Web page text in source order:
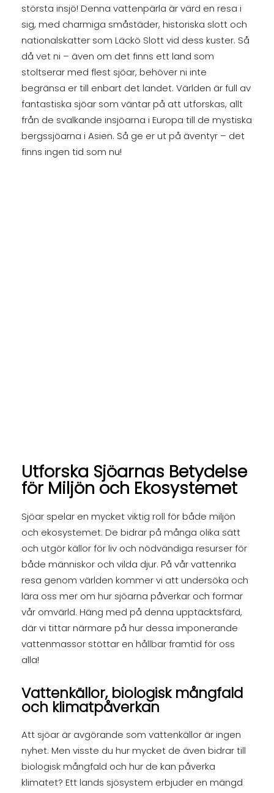
största insjö! Denna vattenpärla är värd en resa i
sig, med charmiga småstäder, historiska slott och
nationalskatter som Läckö Slott vid dess kuster. Så
då vet ni – även om det finns ett land som
stoltserar med flest sjöar, behöver ni inte
begränsa er till enbart det landet. Världen är full av
fantastiska sjöar som väntar på att utforskas, allt
från de svalkande insjöarna i Europa till de mystiska
bergssjöarna i Asien. Så ge er ut på äventyr – det
finns ingen tid som nu!
Utforska Sjöarnas Betydelse
för Miljön och Ekosystemet
Sjöar spelar en mycket viktig roll för både miljön
och ekosystemet. De bidrar på många olika sätt
och utgör källor för liv och nödvändiga resurser för
både människor och vilda djur. På vår vattenrika
resa genom världen kommer vi att undersöka och
lära oss mer om hur sjöarna påverkar och formar
vår omvärld. Häng med på denna upptäcktsfärd,
där vi tittar närmare på hur dessa imponerande
vattenmassor stöttar en hållbar framtid för oss
alla!
Vattenkällor, biologisk mångfald
och klimatpåverkan
Att sjöar är avgörande som vattenkällor är ingen
nyhet. Men visste du hur mycket de även bidrar till
biologisk mångfald och hur de kan påverka
klimatet? Ett lands sjösystem erbjuder en mängd